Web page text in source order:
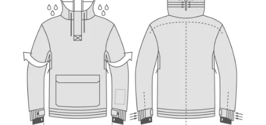
utmerket varmeisolering takket være
mikrofleecestoffet i polyester som bidrar til å
beholde kroppsvarm.